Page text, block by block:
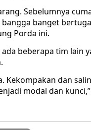
Sebelumnya
banget
Porda ini.
beberapa tim lain
Kekompakan dan
modal dan